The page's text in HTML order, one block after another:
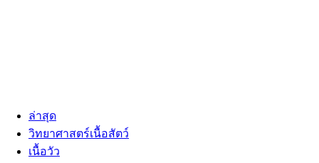
ล่าสุด
วิทยาศาสตร์เนื้อสัตว์
เนื้อวัว